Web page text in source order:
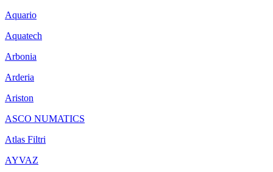
Aquario
Aquatech
Arbonia
Arderia
Ariston
ASCO NUMATICS
Atlas Filtri
AYVAZ